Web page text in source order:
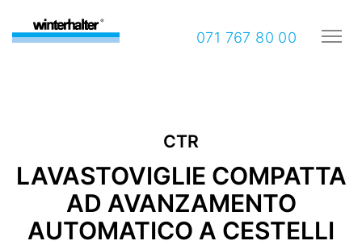
071 767 80 00
CTR
LAVASTOVIGLIE COMPATTA
AD AVANZAMENTO
AUTOMATICO A CESTELLI